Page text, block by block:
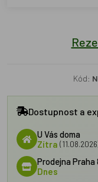
Kód:
Dostupnost a
U Vás doma
Zítra
Prodejna Praha
Dnes